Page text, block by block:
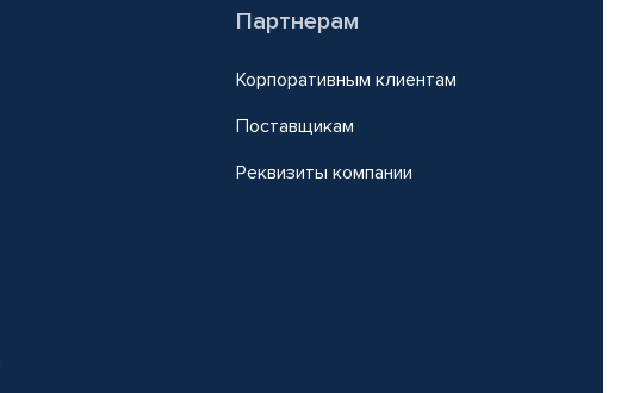
Партнерам
Корпоративным клиентам
Поставщикам
Реквизиты компании